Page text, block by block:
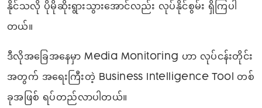
နိုင်သလို ပိုမိုဆိုးရွားသွားအောင်လည်း လုပ်နိုင်စွမ်း ရှိကြပါ
တယ်။
ဒီလိုအခြေအနေမှာ Media Monitoring ဟာ လုပ်ငန်းတိုင်း
အတွက် အရေးကြီးတဲ့ Business Intelligence Tool တစ်
ခုအဖြစ် ရပ်တည်လာပါတယ်။